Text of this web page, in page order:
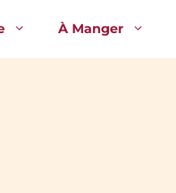
À Manger